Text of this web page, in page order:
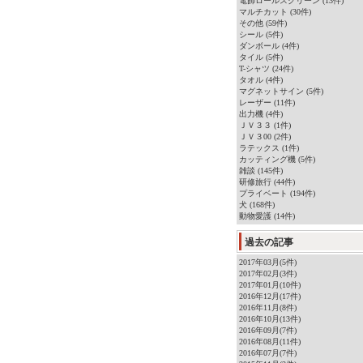
マルチカット (30件)
その他 (59件)
シール (5件)
ダンボール (4件)
タイル (5件)
T-シャツ (24件)
タオル (4件)
マグネットサイン (5件)
レーザー (11件)
出力機 (4件)
ＪＶ３３ (1件)
ＪＶ３00 (2件)
ラテックス (1件)
カッティング機 (5件)
雑談 (145件)
研修旅行 (44件)
プライベート (194件)
犬 (168件)
動物愛護 (14件)
過去の記事
2017年03月(5件)
2017年02月(3件)
2017年01月(10件)
2016年12月(17件)
2016年11月(8件)
2016年10月(13件)
2016年09月(7件)
2016年08月(11件)
2016年07月(7件)